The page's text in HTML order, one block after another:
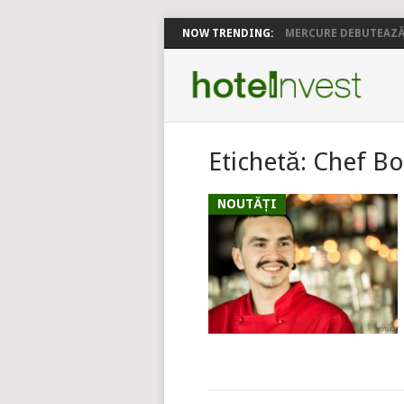
NOW TRENDING: MERCURE
Etichetă: Chef
NOUTĂȚI